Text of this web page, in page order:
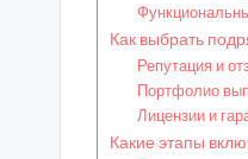
Как выбрать
Репутация и
Портфолио
Лицензии и
Какие этапы